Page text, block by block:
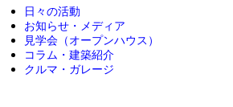
日々の活動
お知らせ・メディア
見学会（オープンハウス）
コラム・建築紹介
クルマ・ガレージ